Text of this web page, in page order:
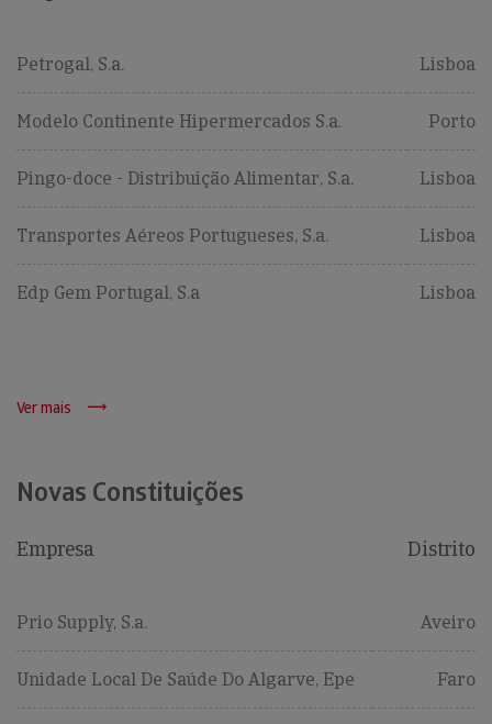
Petrogal, S.a. Lisboa
Modelo Continente Hipermercados S.a. Porto
Pingo-doce - Distribuição Alimentar, S.a. Lisboa
Transportes Aéreos Portugueses, S.a. Lisboa
Edp Gem Portugal, S.a Lisboa
Ver mais
Novas Constituições
Empresa Distrito
Prio Supply, S.a. Aveiro
Unidade Local De Saúde Do Algarve, Epe Faro